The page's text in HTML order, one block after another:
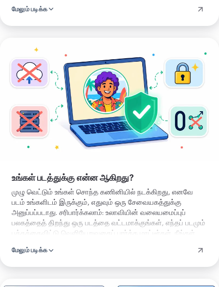
முகத்தை நடுவுக்கு சற்று மேலே வைத்து ஒரு சிறு விளிம்பை
மேலும் படிக்க
கருவியைத்
உங்கள் படத்துக்கு என்ன ஆகிறது?
முழு வெட்டும் உங்கள் சொந்த கணினியில் நடக்கிறது, எனவே
படம் உங்களிடம் இருக்கும், எதுவும் ஒரு சேவையகத்துக்கு
அனுப்பப்படாது. சரிபார்க்கலாம்: உலாவியின் வலையமைப்புப்
பலகத்தைத் திறந்து ஒரு படத்தை வட்டமாக்குங்கள், எந்தப் படமும்
பக்கத்தைவிட்டு வெளியேறுவதைப் பார்க்க மாட்டீர்கள். நீங்கள்
முத்திரை இல்லை, படத்தின் மீது அடையாளம் இல்லை. நீங்கள்
மேலும் படிக்க
வட்டக்